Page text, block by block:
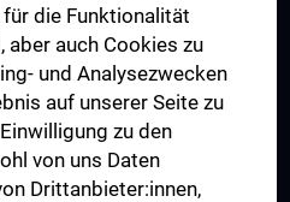
die Funktionalität
aber auch Cookies zu
und Analysezwecken
auf unserer Seite zu
zu den
von uns Daten
Drittanbieter:innen,